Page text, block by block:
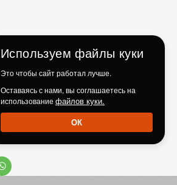
Используем файлы куки
Это чтобы сайт работал лучше.
Оставаясь с нами, вы соглашаетесь на
использование файлов куки.
ОК